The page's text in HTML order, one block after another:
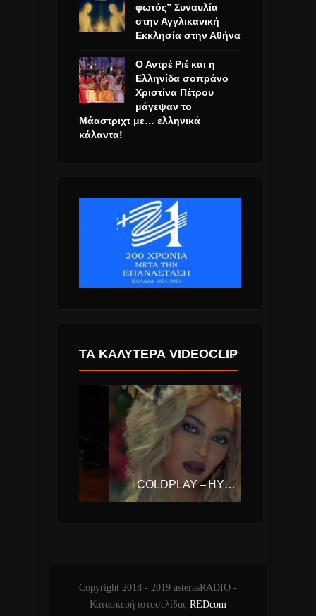
φωτός” Συναυλία
στην Αγγλικανική
Εκκλησία στην Αθήνα
Ο Αντρέ Ριέ και η
Ελληνίδα σοπράνο
Χριστίνα Πέτρου
μάγεψαν το
Μάαστριχτ με… ελληνικά
κάλαντα!
ΤΑ ΚΑΛΎΤΕΡΑ VIDEOCLIP
COLDPLAY – HYMN FOR THE WEEKEND FT. BEYONCE
Copyright 2018 - 2019 asterasRADIO -
Κατασκευή ιστοσελίδας REDcom